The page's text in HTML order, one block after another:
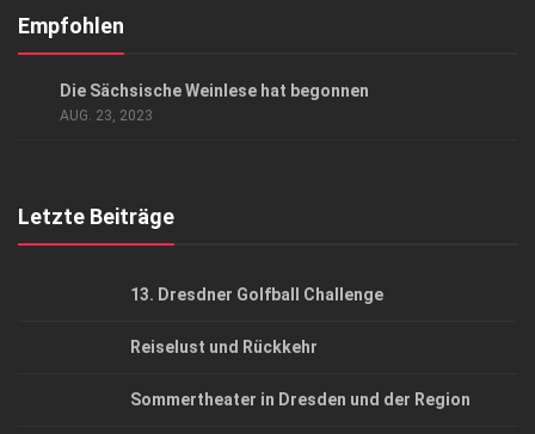
Kontakt, Impressum
Empfohlen
Die Sächsische Weinlese hat begonnen
AUG. 23, 2023
Letzte Beiträge
13. Dresdner Golfball Challenge
Reiselust und Rückkehr
Sommertheater in Dresden und der Region